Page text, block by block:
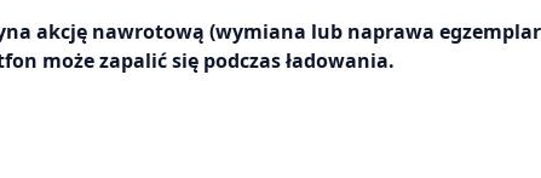
akcję nawrotową (wymiana lub naprawa
może zapalić się podczas ładowania.